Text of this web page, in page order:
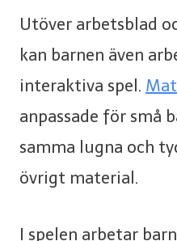
Utöver arbetsblad
kan barnen även
interaktiva spel.
anpassade för små
samma lugna och
övrigt material.
I spelen arbetar